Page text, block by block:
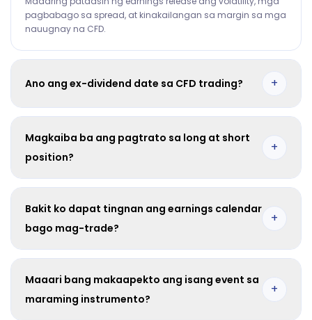
pagbabago sa spread, at kinakailangan sa margin sa mga
nauugnay na CFD.
Ano ang ex-dividend date sa CFD trading? +
Ito ang petsa kung kailan inilalapat ang dividend
Magkaiba ba ang pagtrato sa long at short
position?
+
Oo. Karaniwang kine-credit ang mga long position habang
dividend adjustment.
Bakit ko dapat tingnan ang earnings calendar
bago mag-trade?
+
Tinutulungan ka nitong planuhin ang exposure, maiwasan
sa margin at volatility.
Maaari bang makaapekto ang isang event sa
maraming instrumento?
+